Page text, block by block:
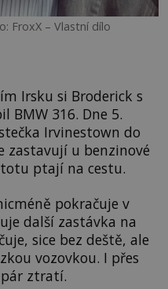
FroxX – Vlastní dílo
Irsku si Broderick s
316. Dne 5.
Irvinestown do
zastavují u benzinové
ptají na cestu.
pokračuje v
další zastávka na
sice bez deště, ale
vozovkou. I přes
pár ztratí.